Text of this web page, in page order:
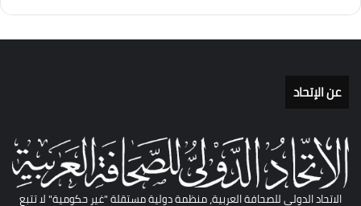
عن الإتحاد
الاتحاد الدولي للصحافة العربية، منظمة دولية مستقلة "غير حكومية" لا تتبع